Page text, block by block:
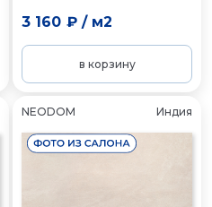
3 160 ₽/ м2
в корзину
NEODOM Индия